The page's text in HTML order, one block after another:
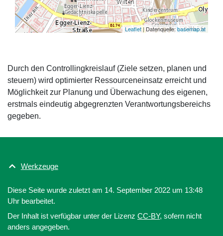
Leaflet| Datenquelle: basemap.at
Durch den Controllingkreislauf (Ziele setzen, planen und
steuern) wird optimierter Ressourceneinsatz erreicht und
Möglichkeit zur Planung und Überwachung des eigenen,
erstmals eindeutig abgegrenzten Verantwortungsbereichs
gegeben.
Werkzeuge
Diese Seite wurde zuletzt am 14. September 2022 um 13:48
Uhr bearbeitet.
Der Inhalt ist verfügbar unter der Lizenz CC-BY, sofern nicht
anders angegeben.